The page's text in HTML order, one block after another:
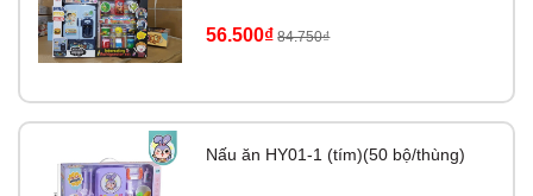
56.500₫ 84.750₫
Nấu ăn HY01-1 (tím)(50 bộ/thùng)